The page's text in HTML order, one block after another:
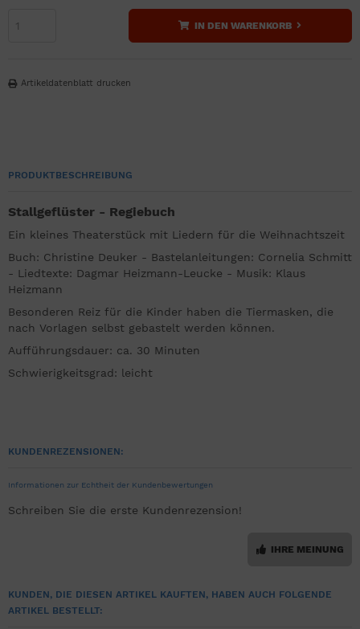
IN DEN WARENKORB
Artikeldatenblatt drucken
PRODUKTBESCHREIBUNG
Stallgeflüster - Regiebuch
Ein kleines Theaterstück mit Liedern für die Weihnachtszeit
Buch: Christine Deuker - Bastelanleitungen: Cornelia Schmitt
- Liedtexte: Dagmar Heizmann-Leucke - Musik: Klaus
Heizmann
Besonderen Reiz für die Kinder haben die Tiermasken, die
nach Vorlagen selbst gebastelt werden können.
Aufführungsdauer: ca. 30 Minuten
Schwierigkeitsgrad: leicht
KUNDENREZENSIONEN:
Informationen zur Echtheit der Kundenbewertungen
Schreiben Sie die erste Kundenrezension!
IHRE MEINUNG
KUNDEN, DIE DIESEN ARTIKEL KAUFTEN, HABEN AUCH FOLGENDE
ARTIKEL BESTELLT: